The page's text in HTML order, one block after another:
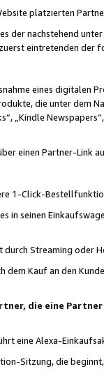
platzierten
der nachstehend
eintretenden der
eines digitalen
die unter dem
„Kindle
einen Partner-Link
1-Click-
in seinen
Streaming oder
Kauf an den
die eine
eine Alexa-
Sitzung, die